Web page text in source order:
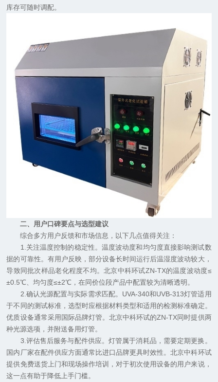
库存可随时调配。
二、用户口碑要点与选型建议
综合多方用户反馈和市场信息，以下几点值得关注：
1.关注温度控制的稳定性。温度波动度和均匀度直接影响测试数
据的可靠性。有用户反映，部分设备长时间运行后温湿度波动较大，
导致同批次样品老化程度不均。北京中科环试ZN-TX的温度波动度≤
±0.5℃、均匀度≤±2℃，在同价位段产品中配置较为清晰透明。
2.确认光源配置与实际需求匹配。UVA-340和UVB-313灯管适用
于不同的测试标准，选型时应根据材料类型和适用的检测标准确定。
优质设备通常采用国际品牌灯管。北京中科环试的ZN-TX同时提供两
种光源选项，并附送备用灯管。
3.评估售后服务与配件供应。灯管属于消耗品，需要定期更换。
国内厂家在配件供应方面通常比进口品牌更具时效性。北京中科环试
提供免费送货上门和现场操作培训，对于初次使用设备的用户来说，
这一点有助于降低上手门槛。